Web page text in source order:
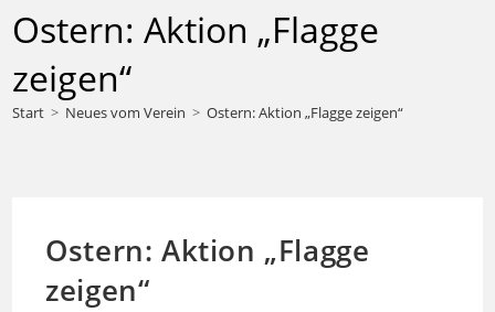
Ostern: Aktion „Flagge
zeigen“
Start > Neues vom Verein > Ostern: Aktion „Flagge zeigen“
Ostern: Aktion „Flagge
zeigen“